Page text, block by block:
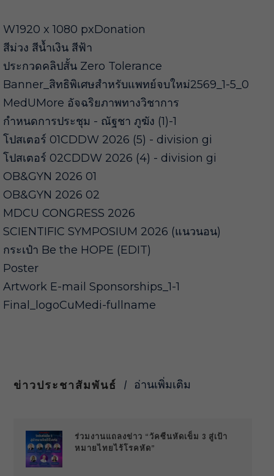
W1920 x 1080 pxDonation
สีม่วง สีน้ำเงิน สีฟ้า
ประกวดคลิปสั้น Zero Tolerance
Banner_สิทธิพิเศษสำหรับแพทย์จบใหม่2569_1-5_0
MedUMore อัจฉริยภาพทางวิชาการ
กำหนดการประชุม - ณัฐชา ภูฆัง (1)-1
โปสเตอร์ 01CDDW 2026 (5) - division gi
โปสเตอร์ 02CDDW 2026 (4) - division gi
OB&GYN 2026 01
OB&GYN 2026 02
MDCU CONGRESS 2026
SCIENTIFIC SYMPOSIUM 2026 (แนวนอน)
กระเป๋า Be the HOPE (EDIT)
Poster
Artwork E-mail Sponsorships_1-1
Final_logoCuMedi-fullname
ข่าวประชาสัมพันธ์ อ่านเพิ่มเติม
ร่วมงานแถลงข่าว “วัคซีนหัดเข็ม 3 สู่เป้า
หมายไทยไร้โรคหัด”